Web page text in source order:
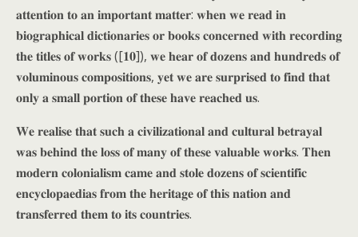
𝐚𝐭𝐭𝐞𝐧𝐭𝐢𝐨𝐧 𝐭𝐨 𝐚𝐧 𝐢𝐦𝐩𝐨𝐫𝐭𝐚𝐧𝐭 𝐦𝐚𝐭𝐭𝐞𝐫: 𝐰𝐡𝐞𝐧 𝐰𝐞 𝐫𝐞𝐚𝐝 𝐢𝐧
𝐛𝐢𝐨𝐠𝐫𝐚𝐩𝐡𝐢𝐜𝐚𝐥 𝐝𝐢𝐜𝐭𝐢𝐨𝐧𝐚𝐫𝐢𝐞𝐬 𝐨𝐫 𝐛𝐨𝐨𝐤𝐬 𝐜𝐨𝐧𝐜𝐞𝐫𝐧𝐞𝐝 𝐰𝐢𝐭𝐡 𝐫𝐞𝐜𝐨𝐫𝐝𝐢𝐧𝐠
𝐭𝐡𝐞 𝐭𝐢𝐭𝐥𝐞𝐬 𝐨𝐟 𝐰𝐨𝐫𝐤𝐬 ([𝟏𝟎]), 𝐰𝐞 𝐡𝐞𝐚𝐫 𝐨𝐟 𝐝𝐨𝐳𝐞𝐧𝐬 𝐚𝐧𝐝 𝐡𝐮𝐧𝐝𝐫𝐞𝐝𝐬 𝐨𝐟
𝐯𝐨𝐥𝐮𝐦𝐢𝐧𝐨𝐮𝐬 𝐜𝐨𝐦𝐩𝐨𝐬𝐢𝐭𝐢𝐨𝐧𝐬, 𝐲𝐞𝐭 𝐰𝐞 𝐚𝐫𝐞 𝐬𝐮𝐫𝐩𝐫𝐢𝐬𝐞𝐝 𝐭𝐨 𝐟𝐢𝐧𝐝 𝐭𝐡𝐚𝐭
𝐨𝐧𝐥𝐲 𝐚 𝐬𝐦𝐚𝐥𝐥 𝐩𝐨𝐫𝐭𝐢𝐨𝐧 𝐨𝐟 𝐭𝐡𝐞𝐬𝐞 𝐡𝐚𝐯𝐞 𝐫𝐞𝐚𝐜𝐡𝐞𝐝 𝐮𝐬.
𝐖𝐞 𝐫𝐞𝐚𝐥𝐢𝐬𝐞 𝐭𝐡𝐚𝐭 𝐬𝐮𝐜𝐡 𝐚 𝐜𝐢𝐯𝐢𝐥𝐢𝐳𝐚𝐭𝐢𝐨𝐧𝐚𝐥 𝐚𝐧𝐝 𝐜𝐮𝐥𝐭𝐮𝐫𝐚𝐥 𝐛𝐞𝐭𝐫𝐚𝐲𝐚𝐥
𝐰𝐚𝐬 𝐛𝐞𝐡𝐢𝐧𝐝 𝐭𝐡𝐞 𝐥𝐨𝐬𝐬 𝐨𝐟 𝐦𝐚𝐧𝐲 𝐨𝐟 𝐭𝐡𝐞𝐬𝐞 𝐯𝐚𝐥𝐮𝐚𝐛𝐥𝐞 𝐰𝐨𝐫𝐤𝐬. 𝐓𝐡𝐞𝐧
𝐦𝐨𝐝𝐞𝐫𝐧 𝐜𝐨𝐥𝐨𝐧𝐢𝐚𝐥𝐢𝐬𝐦 𝐜𝐚𝐦𝐞 𝐚𝐧𝐝 𝐬𝐭𝐨𝐥𝐞 𝐝𝐨𝐳𝐞𝐧𝐬 𝐨𝐟 𝐬𝐜𝐢𝐞𝐧𝐭𝐢𝐟𝐢𝐜
𝐞𝐧𝐜𝐲𝐜𝐥𝐨𝐩𝐚𝐞𝐝𝐢𝐚𝐬 𝐟𝐫𝐨𝐦 𝐭𝐡𝐞 𝐡𝐞𝐫𝐢𝐭𝐚𝐠𝐞 𝐨𝐟 𝐭𝐡𝐢𝐬 𝐧𝐚𝐭𝐢𝐨𝐧 𝐚𝐧𝐝
𝐭𝐫𝐚𝐧𝐬𝐟𝐞𝐫𝐫𝐞𝐝 𝐭𝐡𝐞𝐦 𝐭𝐨 𝐢𝐭𝐬 𝐜𝐨𝐮𝐧𝐭𝐫𝐢𝐞𝐬.